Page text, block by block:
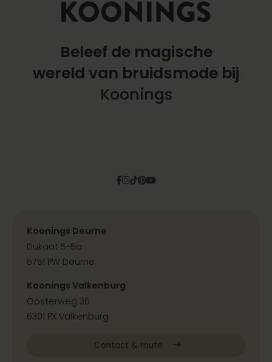
Beleef de magische
wereld van bruidsmode bij
Koonings
Facebook
Instagram
Tiktok
Pinterest
YouTube
Koonings Deurne
Dukaat 5-5a
5751 PW Deurne
Koonings Valkenburg
Oosterweg 36
6301 PX Valkenburg
Contact & route